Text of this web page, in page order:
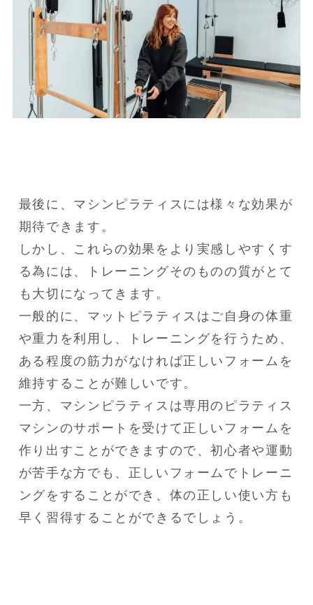
最後に、マシンピラティスには様々な効果が
期待できます。
しかし、これらの効果をより実感しやすくす
る為には、トレーニングそのものの質がとて
も大切になってきます。
一般的に、マットピラティスはご自身の体重
や重力を利用し、トレーニングを行うため、
ある程度の筋力がなければ正しいフォームを
維持することが難しいです。
一方、マシンピラティスは専用のピラティス
マシンのサポートを受けて正しいフォームを
作り出すことができますので、初心者や運動
が苦手な方でも、正しいフォームでトレーニ
ングをすることができ、体の正しい使い方も
早く習得することができるでしょう。